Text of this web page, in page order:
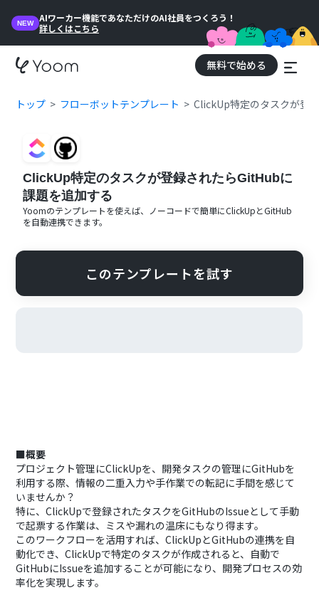
NEW
AIワーカー機能であなただけのAI社員をつくろう！
詳しくはこちら
無料で始める
トップ フローボットテンプレート ClickUp特定のタスクが登
ClickUp特定のタスクが登録されたらGitHubに
課題を追加する
Yoomのテンプレートを使えば、ノーコードで簡単にClickUpとGitHub
を自動連携できます。
このテンプレートを試す
■概要
プロジェクト管理にClickUpを、開発タスクの管理にGitHubを
利用する際、情報の二重入力や手作業での転記に手間を感じて
いませんか？
特に、ClickUpで登録されたタスクをGitHubのIssueとして手動
で起票する作業は、ミスや漏れの温床にもなり得ます。
このワークフローを活用すれば、ClickUpとGitHubの連携を自
動化でき、ClickUpで特定のタスクが作成されると、自動で
GitHubにIssueを追加することが可能になり、開発プロセスの効
率化を実現します。